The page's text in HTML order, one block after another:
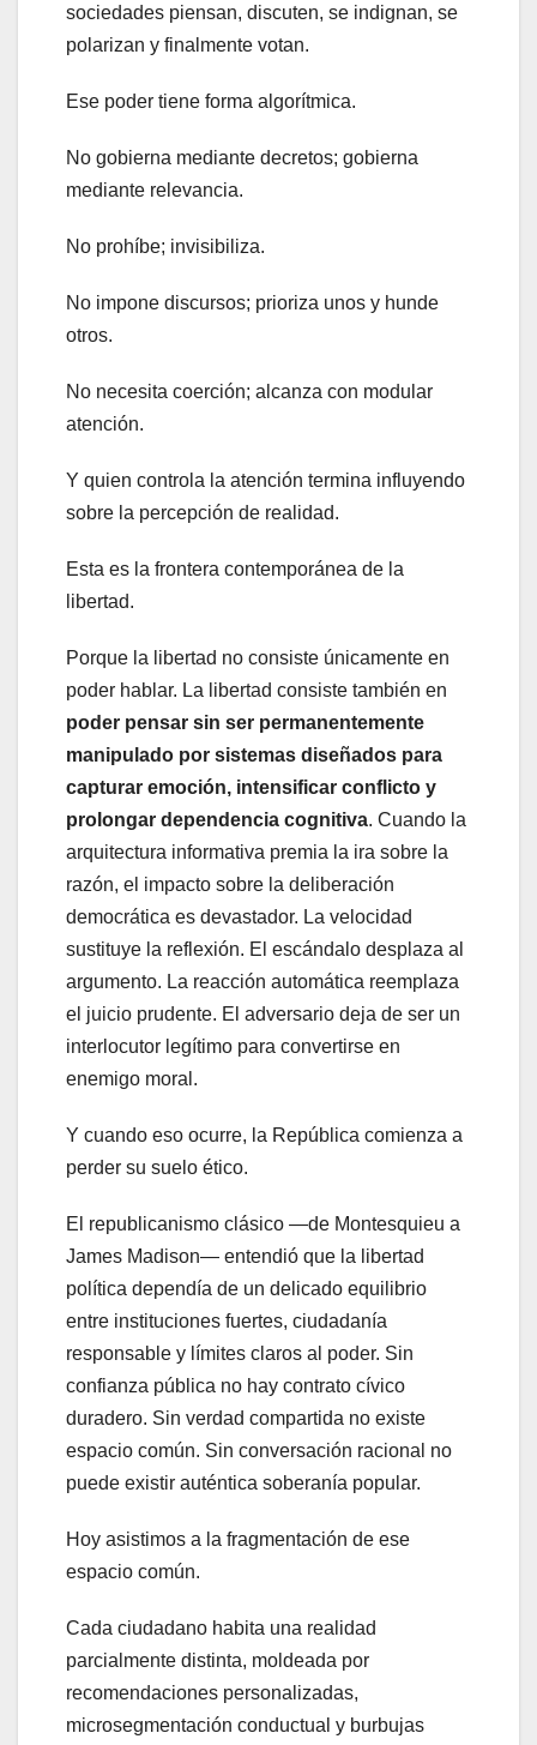
sociedades piensan, discuten, se indignan, se
polarizan y finalmente votan.
Ese poder tiene forma algorítmica.
No gobierna mediante decretos; gobierna
mediante relevancia.
No prohíbe; invisibiliza.
No impone discursos; prioriza unos y hunde
otros.
No necesita coerción; alcanza con modular
atención.
Y quien controla la atención termina influyendo
sobre la percepción de realidad.
Esta es la frontera contemporánea de la
libertad.
Porque la libertad no consiste únicamente en
poder hablar. La libertad consiste también en
poder pensar sin ser permanentemente
manipulado por sistemas diseñados para
capturar emoción, intensificar conflicto y
prolongar dependencia cognitiva. Cuando la
arquitectura informativa premia la ira sobre la
razón, el impacto sobre la deliberación
democrática es devastador. La velocidad
sustituye la reflexión. El escándalo desplaza al
argumento. La reacción automática reemplaza
el juicio prudente. El adversario deja de ser un
interlocutor legítimo para convertirse en
enemigo moral.
Y cuando eso ocurre, la República comienza a
perder su suelo ético.
El republicanismo clásico —de Montesquieu a
James Madison— entendió que la libertad
política dependía de un delicado equilibrio
entre instituciones fuertes, ciudadanía
responsable y límites claros al poder. Sin
confianza pública no hay contrato cívico
duradero. Sin verdad compartida no existe
espacio común. Sin conversación racional no
puede existir auténtica soberanía popular.
Hoy asistimos a la fragmentación de ese
espacio común.
Cada ciudadano habita una realidad
parcialmente distinta, moldeada por
recomendaciones personalizadas,
microsegmentación conductual y burbujas